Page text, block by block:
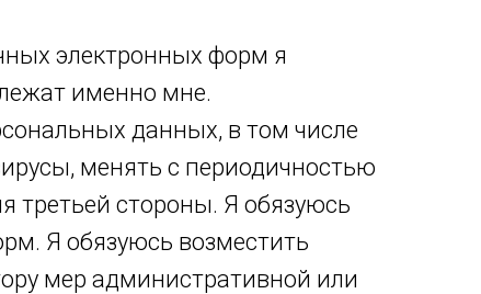
электронных форм я
именно мне.
данных, в том числе
менять с периодичностью
третьей стороны. Я обязуюсь
Я обязуюсь возместить
мер административной или